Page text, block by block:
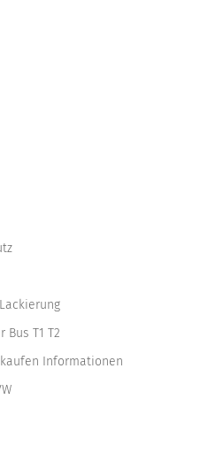
Bus T1 T2
kaufen Informationen